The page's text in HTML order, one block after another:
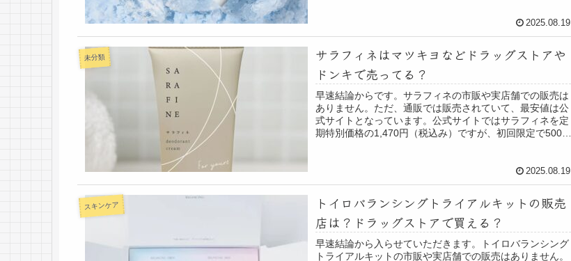
2025.08.19
未分類
サラフィネはマツキヨなどドラッグストアや
ドンキで売ってる？
早速結論からです。サラフィネの市販や実店舗での販売は
ありません。ただ、通販では販売されていて、最安値は公
式サイトとなっています。公式サイトではサラフィネを定
期特別価格の1,470円（税込み）ですが、初回限定で500円
2025.08.19
スキンケア
トイロバランシングトライアルキットの販売
店は？ドラッグストアで買える？
早速結論から入らせていただきます。トイロバランシング
トライアルキットの市販や実店舗での販売はありません。